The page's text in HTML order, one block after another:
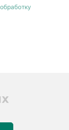
обработку